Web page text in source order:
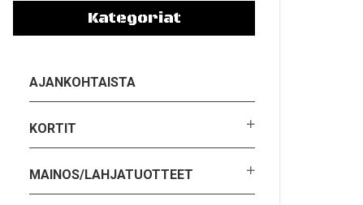
Kategoriat
AJANKOHTAISTA
KORTIT
MAINOS/LAHJATUOTTEET